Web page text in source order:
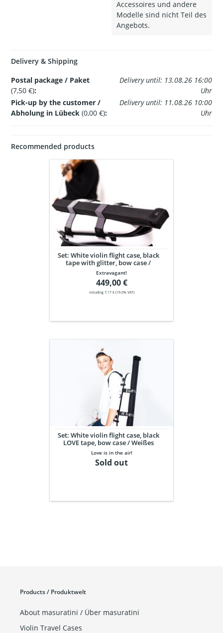
Accessoires und andere
Modelle sind nicht Teil des
Angebots.
Delivery & Shipping
Postal package / Paket
(7,50 €):
Delivery until: 13.08.26 16:00
Uhr
Pick-up by the customer /
Abholung in Lübeck (0,00 €):
Delivery until: 11.08.26 10:00
Uhr
Recommended products
Set:
White
violin
flight
case,
black
tape
with
glitter,
case
Glitzerbänder,
Set: White violin flight case, black
tape with glitter, bow case /
Weißes Violin Flight Case,
schwarze Glitzerbänder,
Bogenetui
Extravagant!
449,00 €
including 7,17 € (19.0% VAT)
Weißes
Bänder,
Set: White violin flight case, black
LOVE tape, bow case / Weißes
Violin Flight Case, schwarze Love-
Bänder, Bogenetui
Love is in the air!
Sold out
Products / Produktwelt
About masuratini / Über masuratini
Violin Travel Cases